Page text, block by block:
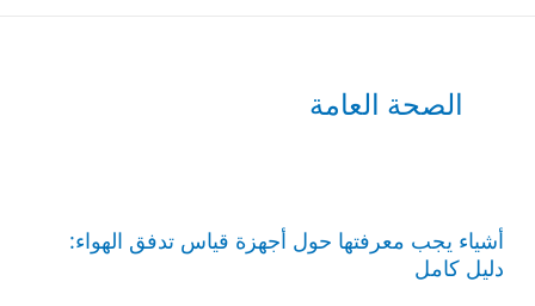
الصحة العامة
أشياء يجب معرفتها حول أجهزة قياس تدفق الهواء:
دليل كامل
يجب
معرفتها
حول
أجهزة